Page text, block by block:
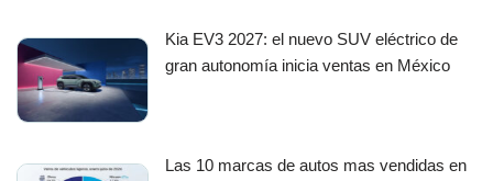
Kia EV3 2027: el nuevo SUV eléctrico de
gran autonomía inicia ventas en México
Las 10 marcas de autos mas vendidas en